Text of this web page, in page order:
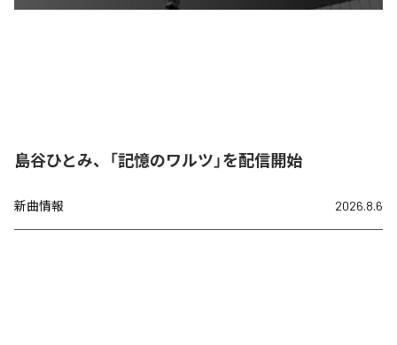
島谷ひとみ、「記憶のワルツ」を配信開始
新曲情報 2026.8.6